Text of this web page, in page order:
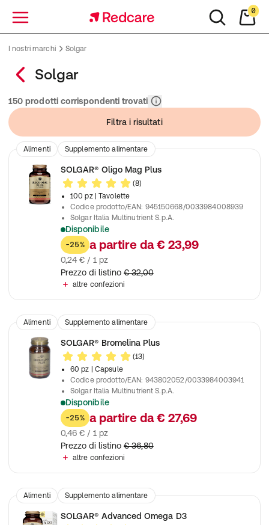
Menu
0
I nostri marchi Solgar
Solgar
150 prodotti corrispondenti trovatiRilevanza
Filtra i risultati
Alimenti Supplemento alimentare
SOLGAR® Oligo Mag Plus
(8)
100 pz
| Tavolette
Codice prodotto/EAN: 945150668/0033984008939
Solgar Italia Multinutrient S.p.A.
Disponibile
Contribuisce al normale funzionamento del sistema nervoso
-25% a partire da € 23,99
0,24 € / 1 pz
Prezzo di listino € 32,00
altre confezioni
Alimenti Supplemento alimentare
SOLGAR® Bromelina Plus
(13)
60 pz
| Capsule
Codice prodotto/EAN: 943802052/0033984003941
Solgar Italia Multinutrient S.p.A.
Disponibile
Sostenere la funzione digestiva
-25% a partire da € 27,69
0,46 € / 1 pz
Prezzo di listino € 36,80
altre confezioni
Alimenti Supplemento alimentare
SOLGAR® Advanced Omega D3